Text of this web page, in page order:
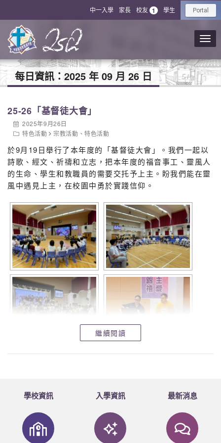
中一入學 家長 校友 1 學生 Portal
每日資訊： 2025 年 09 月 26 日
25-26「基督徒大會」
2025年9月26日
特色活動
宗教活動 、特色活動
於9月19日舉行了本年度的「基督徒大會」。我們一起以
詩歌、經文、祈禱和立志，把本年度的福音事工、靈風人
的生命、學生和教職員的需要交托予上主。盼我們能在靈
風中遇見上主，在校園中勇於實踐信仰。
繼續閱讀
學校資訊 入學資訊 最新消息